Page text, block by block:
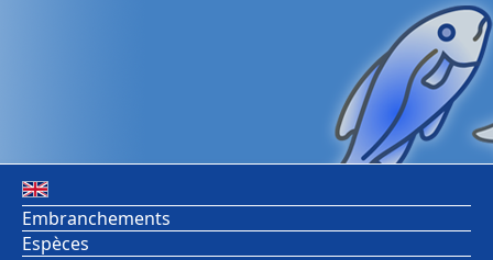
Embranchements
Espèces